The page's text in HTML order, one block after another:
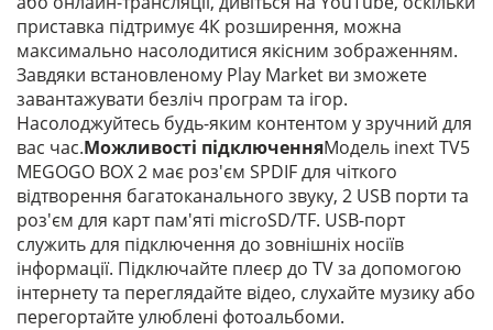
приставка підтримує 4К розширення, можна
максимально насолодитися якісним зображенням.
Завдяки встановленому Play Market ви зможете
завантажувати безліч програм та ігор.
Насолоджуйтесь будь-яким контентом у зручний для
вас час.Можливості підключенняМодель inext TV5
MEGOGO BOX 2 має роз'єм SPDIF для чіткого
відтворення багатоканального звуку, 2 USB порти та
роз'єм для карт пам'яті microSD/TF. USB-порт
служить для підключення до зовнішніх носіїв
інформації. Підключайте плеєр до TV за допомогою
інтернету та переглядайте відео, слухайте музику або
перегортайте улюблені фотоальбоми.